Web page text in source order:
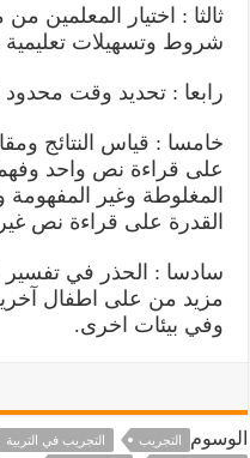
ثالثا : اختيار المعلمين
شروط وتسهيلات تعليمية
رابعا : تحديد وقت محدود
خامسا : قياس النتائج
على قراءة نص واحد
المغلوطة وغير
القدرة على قراءة نص
سادسا : الحذر في تفسير
مزيد من على اطفال
وفي بيئات اخرى.
الوسوم التجريب التجريب في التربية